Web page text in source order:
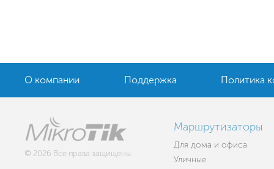
О компании Поддержка Политика
© 2026 Все права защищены.
Маршрутизаторы
Для дома и офиса
Уличные